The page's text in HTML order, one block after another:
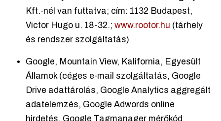
Kft.-nél van futtatva; cím: 1132 Budapest,
Victor Hugo u. 18-32.; www.rootor.hu (tárhely
és rendszer szolgáltatás)
Google, Mountain View, Kalifornia, Egyesült
Államok (céges e-mail szolgáltatás, Google
Drive adattárolás, Google Analytics aggregált
adatelemzés, Google Adwords online
hirdetés, Google Tagmanager mérőkód